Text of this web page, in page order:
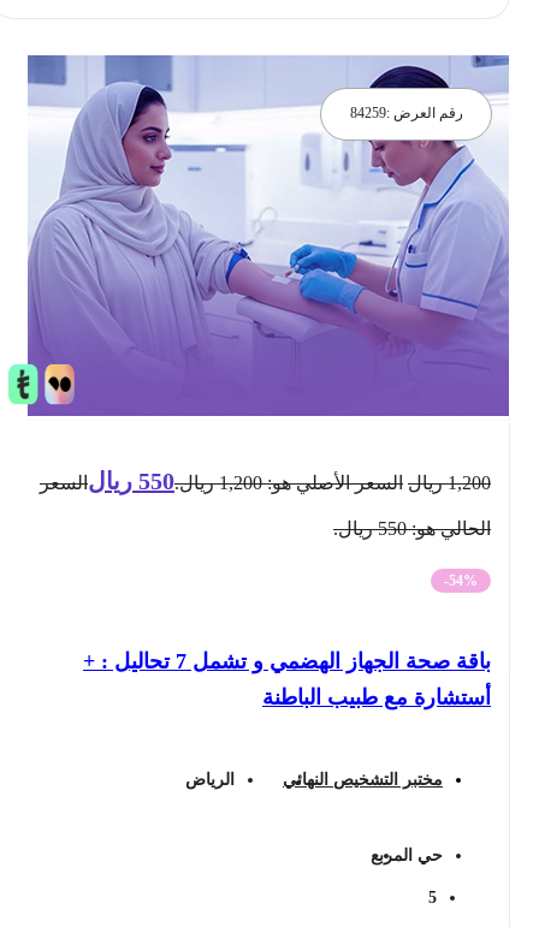
رقم العرض :84259
1,200 ريال السعر الأصلي هو: 1,200 ريال. 550 ريال السعر
الحالي هو: 550 ريال.
-54%
باقة صحة الجهاز الهضمي و تشمل 7 تحاليل : +
أستشارة مع طبيب الباطنة
مختبر التشخيص النهائي الرياض
حي المربع